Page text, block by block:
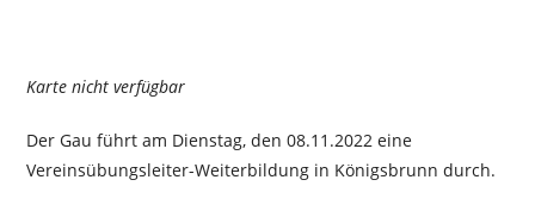
Karte nicht verfügbar
Der Gau führt am Dienstag, den 08.11.2022 eine
Vereinsübungsleiter-Weiterbildung in Königsbrunn durch.